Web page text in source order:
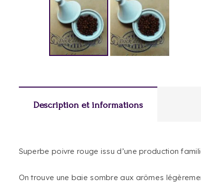
Description et informations
Superbe poivre rouge issu d’une production
On trouve une baie sombre aux arômes